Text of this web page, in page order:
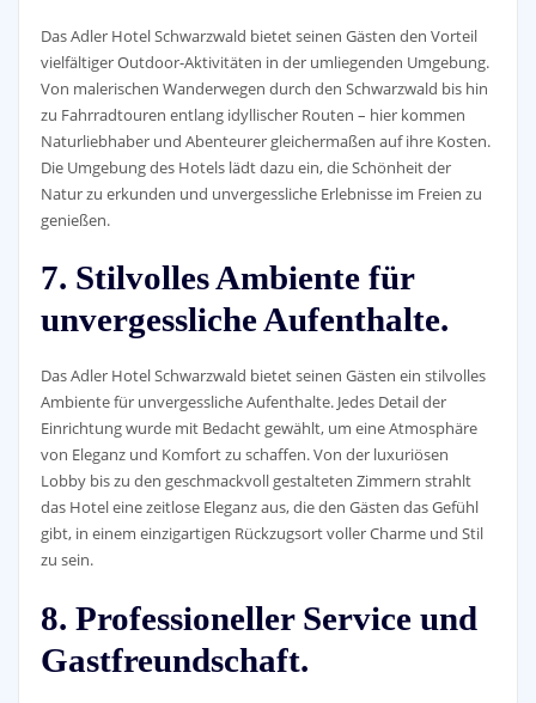
Das Adler Hotel Schwarzwald bietet seinen Gästen den Vorteil
vielfältiger Outdoor-Aktivitäten in der umliegenden Umgebung.
Von malerischen Wanderwegen durch den Schwarzwald bis hin
zu Fahrradtouren entlang idyllischer Routen – hier kommen
Naturliebhaber und Abenteurer gleichermaßen auf ihre Kosten.
Die Umgebung des Hotels lädt dazu ein, die Schönheit der
Natur zu erkunden und unvergessliche Erlebnisse im Freien zu
genießen.
7. Stilvolles Ambiente für
unvergessliche Aufenthalte.
Das Adler Hotel Schwarzwald bietet seinen Gästen ein stilvolles
Ambiente für unvergessliche Aufenthalte. Jedes Detail der
Einrichtung wurde mit Bedacht gewählt, um eine Atmosphäre
von Eleganz und Komfort zu schaffen. Von der luxuriösen
Lobby bis zu den geschmackvoll gestalteten Zimmern strahlt
das Hotel eine zeitlose Eleganz aus, die den Gästen das Gefühl
gibt, in einem einzigartigen Rückzugsort voller Charme und Stil
zu sein.
8. Professioneller Service und
Gastfreundschaft.